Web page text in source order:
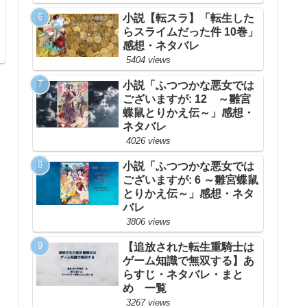
小説【転スラ】「転生した
らスライムだった件 10巻」
感想・ネタバレ
5404 views
小説「ふつつかな悪女では
ございますが: 12 ～雛宮
蝶鼠とりかえ伝～」感想・
ネタバレ
4026 views
小説「ふつつかな悪女では
ございますが: 6 ～雛宮蝶鼠
とりかえ伝～」感想・ネタ
バレ
3806 views
【追放された転生重騎士は
ゲーム知識で無双する】あ
らすじ・ネタバレ・まと
め 一覧
3267 views